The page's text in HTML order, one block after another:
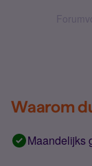
Waarom
Maandelijks